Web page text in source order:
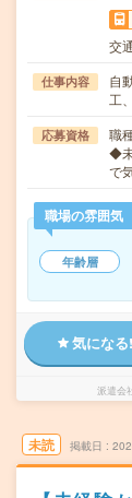
交
仕事内容
自
工
応募資格
職
◆
で
職場の雰囲気
年齢層
気になる!
派遣会
未読 掲載日